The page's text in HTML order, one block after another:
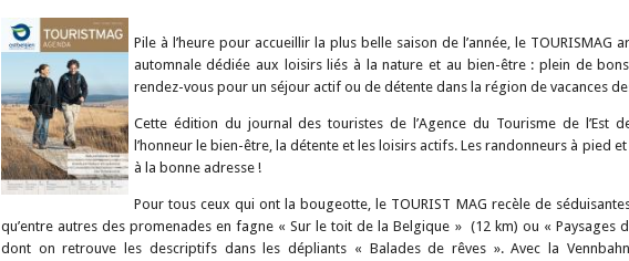
Pile à l’heure pour accueillir la plus belle saison de l’année, le TOURISMAG
automnale dédiée aux loisirs liés à la nature et au bien-être : plein de
rendez-vous pour un séjour actif ou de détente dans la région de vacances
Cette édition du journal des touristes de l’Agence du Tourisme de l’Est
l’honneur le bien-être, la détente et les loisirs actifs. Les randonneurs à pied
à la bonne adresse !
Pour tous ceux qui ont la bougeotte, le TOURIST MAG recèle de
qu’entre autres des promenades en fagne « Sur le toit de la Belgique » (12 km) ou « Paysages
dont on retrouve les descriptifs dans les dépliants « Balades de rêves ». Avec la